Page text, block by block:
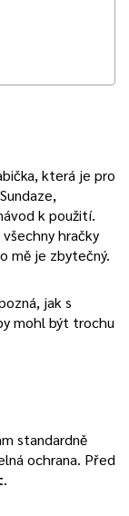
která je pro
k použití.
hračky
mě je zbytečný.
jak s
mohl být trochu
standardně
ochrana. Před
.